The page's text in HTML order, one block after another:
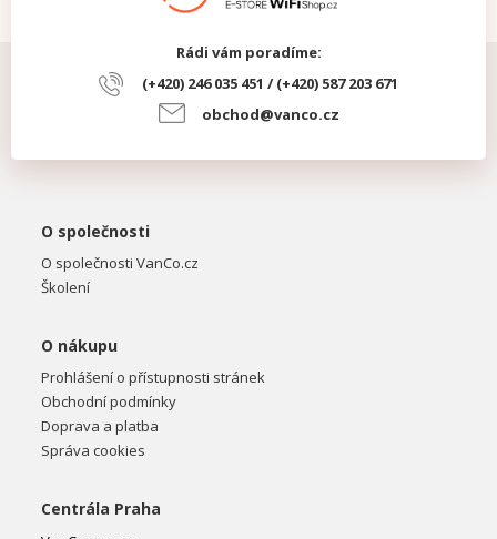
Rádi vám poradíme:
(+420) 246 035 451 / (+420) 587 203 671
obchod@vanco.cz
O společnosti
O společnosti VanCo.cz
Školení
O nákupu
Prohlášení o přístupnosti stránek
Obchodní podmínky
Doprava a platba
Správa cookies
Centrála Praha